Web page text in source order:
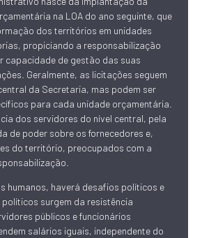
na LOA do ano seguinte, que
dos territórios em unidades
propiciando a responsabilização
capacidade de gestão das suas
Geralmente, as licitações seguem
da Secretaria, mas podem ser
para cada unidade orçamentária.
dos servidores do nível central, pela
de poder sobre os fornecedores e,
do território, preocupados com a
humanos, haverá desafios políticos e
surgem da resistência
públicos e funcionários
salários iguais, independente do